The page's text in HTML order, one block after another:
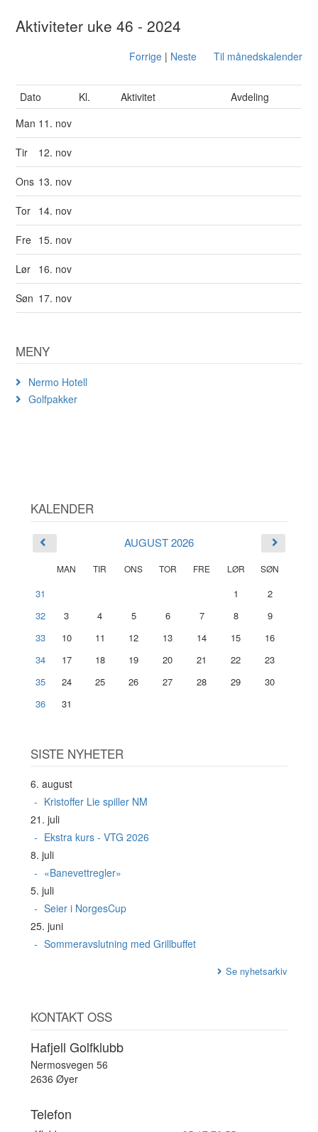
Aktiviteter uke 46 - 2024
Forrige| Neste Til månedskalender
Dato Kl. Aktivitet
Avdeling
Man 11. nov
Tir 12. nov
Ons 13. nov
Tor 14. nov
Fre 15. nov
Lør 16. nov
Søn 17. nov
MENY
Nermo Hotell
Golfpakker
KALENDER
AUGUST 2026
MAN TIR ONS TOR FRE LØR SØN
31 1
2
32
3 4 5 6 7 8
9
33
10 11 12 13 14 15
16
34
17 18 19 20 21 22
23
35
24 25 26 27 28 29
30
36
31
SISTE NYHETER
6. august
Kristoffer Lie spiller NM
21. juli
Ekstra kurs - VTG 2026
8. juli
«Banevettregler»
5. juli
Seier i NorgesCup
25. juni
Sommeravslutning med Grillbuffet
Se nyhetsarkiv
KONTAKT OSS
Hafjell Golfklubb
Nermosvegen 56
2636 Øyer
Telefon